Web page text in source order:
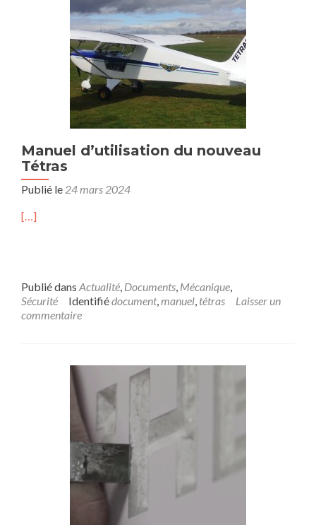
Manuel d’utilisation du nouveau
Tétras
Publié le 24 mars 2024
[…]
Publié dans Actualité, Documents, Mécanique,
Sécurité
Identifiédocument,manuel, tétras
Laisser un
commentaire
articles